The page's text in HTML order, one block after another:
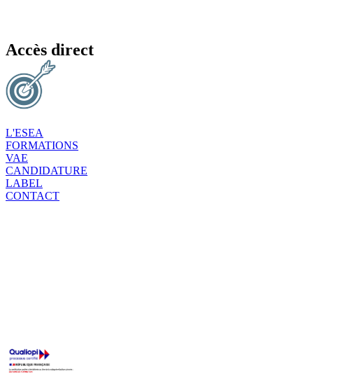
Accès direct
L'ESEA
FORMATIONS
VAE
CANDIDATURE
LABEL
CONTACT